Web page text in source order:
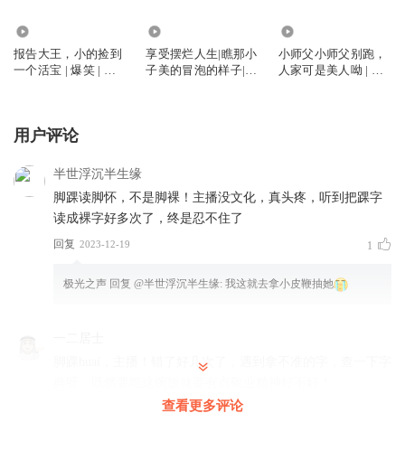
报告大王，小的捡到
一个活宝 | 爆笑 | 逆
享受摆烂人生|瞧那小
子美的冒泡的样子|男
小师父小师父别跑，
人家可是美人呦 | 爆
用户评论
半世浮沉半生缘
脚踝读脚怀，不是脚裸！主播没文化，真头疼，听到把踝字
读成裸字好多次了，终是忍不住了
回复 2023-12-19 1
极光之声 回复 @半世浮沉半生缘: 我这就去拿小皮鞭抽她
脚踝huaí，主播！错了好几次了，遇到拿不准的字，查一下字
查看更多评论